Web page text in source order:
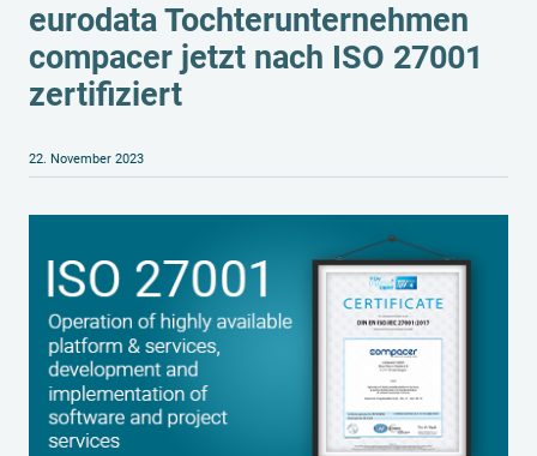
eurodata Tochterunternehmen
compacer jetzt nach ISO 27001
zertifiziert
22. November 2023